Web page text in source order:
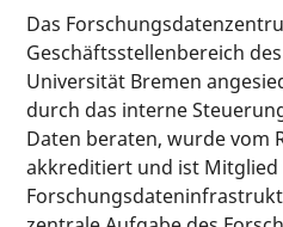
Das
Geschäftsstellenbereich
Universität Bremen
durch das interne
Daten beraten, wurde vom
akkreditiert und ist Mitglied